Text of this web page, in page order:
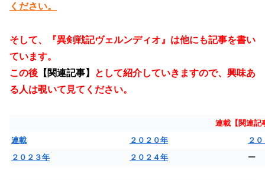
ください。
そして、『異剣戦記ヴェルンディオ』は他にも記事を書い
ています。
この後 【関連記事】
として紹介していきますので、興味あ
る人は覗いて見てください。
連載【関連記
連載
２０２０年
２
２０２３年
２０２４年 ー